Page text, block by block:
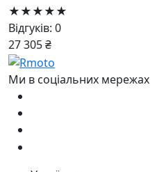
★★★★★
Відгуків: 0
27 305 ₴
Ми в соціальних мережах